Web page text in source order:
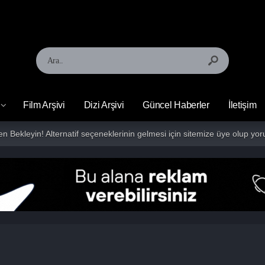
Film Arşivi Dizi Arşivi Güncel Haberler İletişim
Bekleyin! Alternatif seçeneklerinin gelmesi için sitemize üye olup